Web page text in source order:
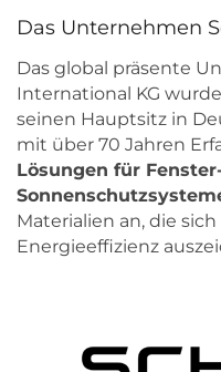
Das Unternehmen
Das global präsente
International KG
seinen Hauptsitz in
mit über 70 Jahren
Lösungen für
Materialien an, die
Energieeffizienz